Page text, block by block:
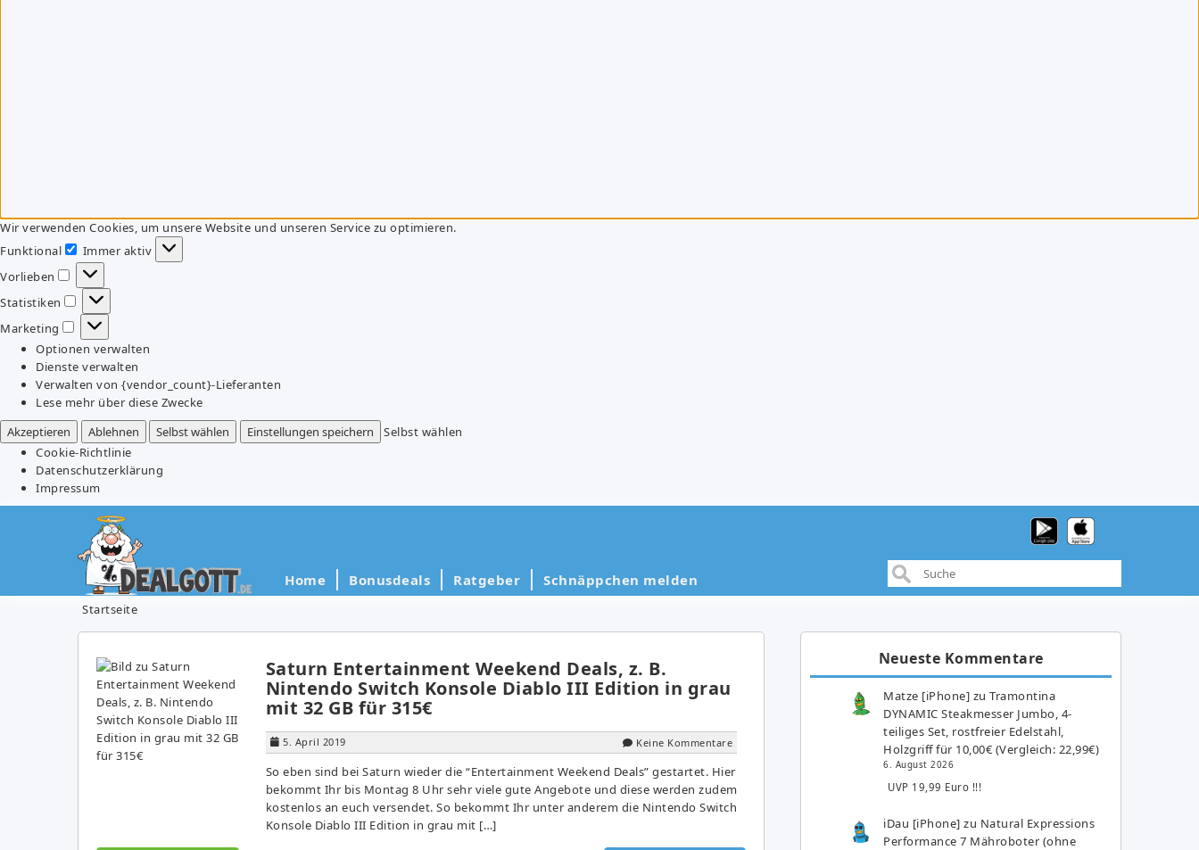
Wir verwenden Cookies, um unsere Website und unseren Service zu optimieren.
Funktional
Funktional
Immer aktiv
Vorlieben
Vorlieben
Statistiken
Statistiken
Marketing
Marketing
Optionen verwalten
Dienste verwalten
Verwalten von {vendor_count}-Lieferanten
Lese mehr über diese Zwecke
Akzeptieren
Ablehnen Selbst wählen Einstellungen speichern
Selbst wählen
Cookie-Richtlinie
Datenschutzerklärung
Impressum
Home Bonusdeals Ratgeber Schnäppchen melden
Startseite
Saturn Entertainment Weekend Deals, z. B.
Nintendo Switch Konsole Diablo III Edition in grau
mit 32 GB für 315€
5. April 2019 Keine Kommentare
So eben sind bei Saturn wieder die “Entertainment Weekend Deals” gestartet. Hier
bekommt Ihr bis Montag 8 Uhr sehr viele gute Angebote und diese werden zudem
kostenlos an euch versendet. So bekommt Ihr unter anderem die Nintendo Switch
Konsole Diablo III Edition in grau mit […]
Neueste Kommentare
Matze [iPhone] zuTramontina
DYNAMIC Steakmesser Jumbo, 4-
teiliges Set, rostfreier Edelstahl,
Holzgriff für 10,00€ (Vergleich: 22,99€)
6. August 2026
UVP 19,99 Euro !!!
iDau [iPhone] zu Natural Expressions
Performance 7 Mähroboter (ohne